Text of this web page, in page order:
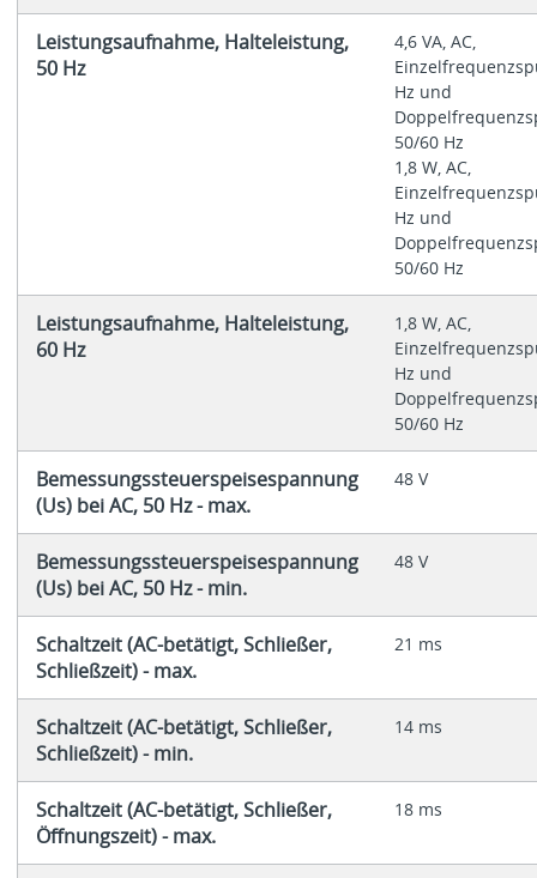
Leistungsaufnahme, Halteleistung,
50 Hz
4,6 VA, AC,
Hz und
50/60 Hz
1,8 W, AC,
Hz und
50/60 Hz
Leistungsaufnahme, Halteleistung,
60 Hz
1,8 W, AC,
Hz und
50/60 Hz
Bemessungssteuerspeisespannung
(Us) bei AC, 50 Hz - max.
48 V
Bemessungssteuerspeisespannung
(Us) bei AC, 50 Hz - min.
48 V
Schaltzeit (AC-betätigt, Schließer,
Schließzeit) - max.
21 ms
Schaltzeit (AC-betätigt, Schließer,
Schließzeit) - min.
14 ms
Schaltzeit (AC-betätigt, Schließer,
Öffnungszeit) - max.
18 ms